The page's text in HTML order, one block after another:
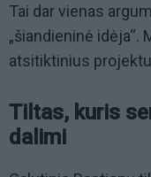
Tai dar vienas
„šiandieninė
atsitiktinius
Tiltas, kuris
dalimi